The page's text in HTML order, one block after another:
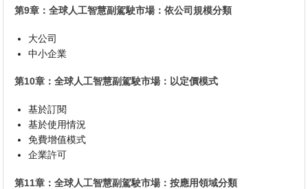
第9章：全球人工智慧副駕駛市場：依公司規模分類
大公司
中小企業
第10章：全球人工智慧副駕駛市場：以定價模式
基於訂閱
基於使用情況
免費增值模式
企業許可
第11章：全球人工智慧副駕駛市場：按應用領域分類